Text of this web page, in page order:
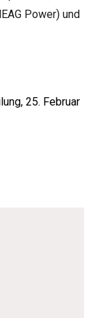
Power) und
25. Februar